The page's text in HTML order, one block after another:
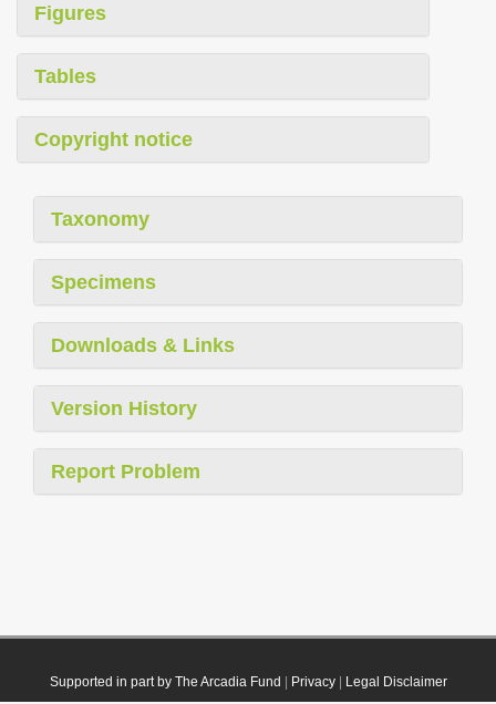
Figures
Tables
Copyright notice
Taxonomy
Specimens
Downloads & Links
Version History
Report Problem
Supported in part by The Arcadia Fund Privacy| Legal Disclaimer